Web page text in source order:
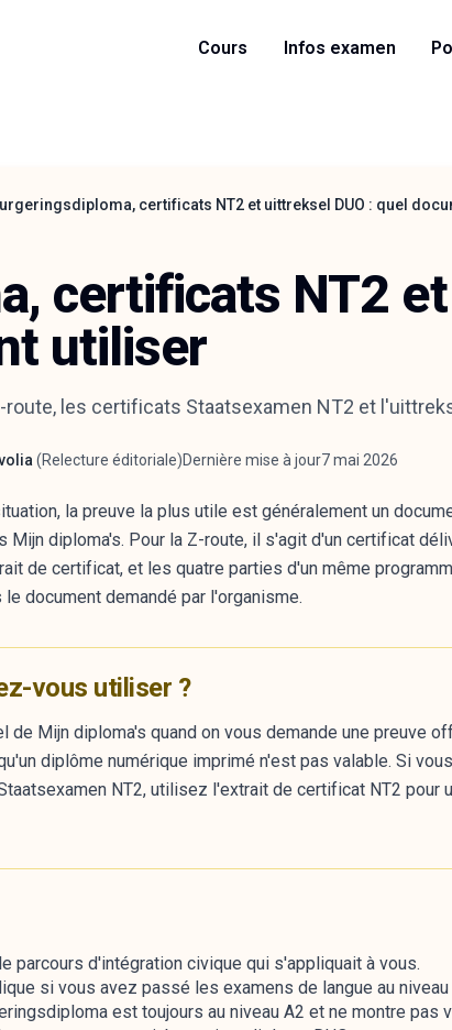
Cours Infos examen
certificats NT2 et uittreksel DUO : quel
certificats NT2
utiliser
les certificats Staatsexamen NT2 et
(Relecture éditoriale)Dernière mise à jour7 mai 2026
la preuve la plus utile est généralement un
diploma's. Pour la Z-route, il s'agit d'un certificat
de certificat, et les quatre parties d'un même
document demandé par l'organisme.
vous utiliser ?
Mijn diploma's quand on vous demande une preuve
diplôme numérique imprimé n'est pas valable. Si
NT2, utilisez l'extrait de certificat NT2 pour
parcours d'intégration civique qui s'appliquait à vous.
si vous avez passé les examens de langue au niveau
est toujours au niveau A2 et ne montre pas